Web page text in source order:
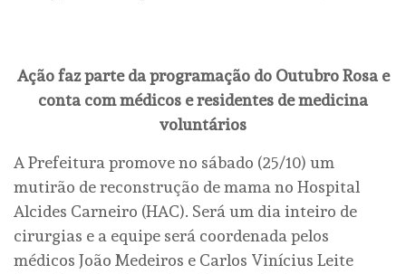
Ação faz parte da programação do Outubro Rosa e
conta com médicos e residentes de medicina
voluntários
A Prefeitura promove no sábado (25/10) um
mutirão de reconstrução de mama no Hospital
Alcides Carneiro (HAC). Será um dia inteiro de
cirurgias e a equipe será coordenada pelos
médicos João Medeiros e Carlos Vinícius Leite